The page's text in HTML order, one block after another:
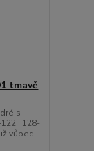
tmavě
s
| 128-
vůbec